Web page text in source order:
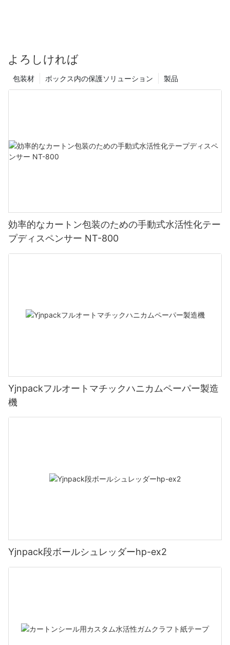
よろしければ
製品
ボックス内の保護ソリューション
包装材
効率的なカートン包装のための手動式水活性化テー
プディスペンサー NT-800
Yjnpackフルオートマチックハニカムペーパー製造
機
Yjnpack段ボールシュレッダーhp-ex2